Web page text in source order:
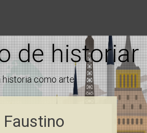
de historiar
historia como arte
Faustino